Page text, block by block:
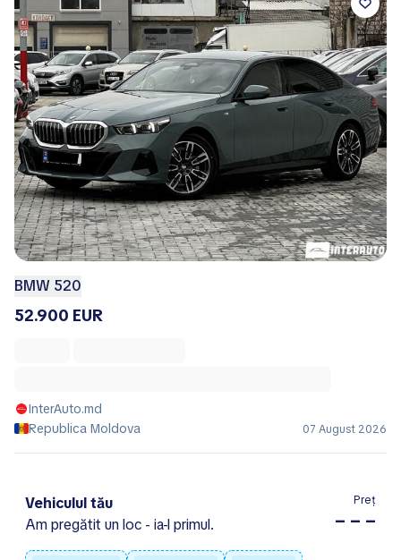
BMW 520
52.900 EUR
InterAuto.md
Republica Moldova
07 August 2026
Vehiculul tău
Am pregătit un loc - ia-l primul.
Preț
– – –